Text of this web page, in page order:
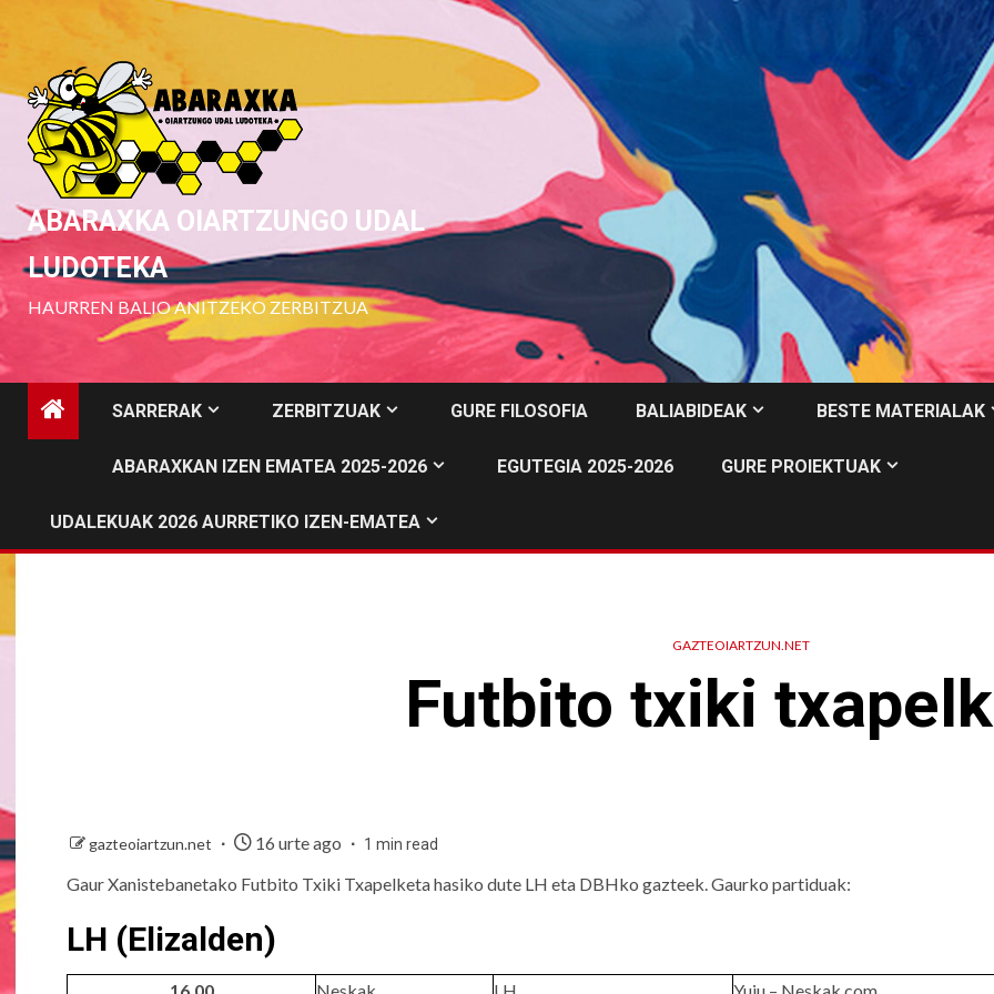
to
content
ABARAXKA OIARTZUNGO UDAL
LUDOTEKA
HAURREN BALIO ANITZEKO ZERBITZUA
SARRERAK ZERBITZUAK GURE FILOSOFIA BALIABIDEAK BESTE MATERIALAK
ABARAXKAN IZEN EMATEA 2025-2026 EGUTEGIA 2025-2026 GURE PROIEKTUAK
UDALEKUAK 2026 AURRETIKO IZEN-EMATEA
GAZTEOIARTZUN.NET
Futbito txiki
gazteoiartzun.net 16 urte ago 1 min read
Gaur Xanistebanetako Futbito Txiki Txapelketa hasiko dute LH eta DBHko gazteek. Gaurko partiduak:
LH (Elizalden)